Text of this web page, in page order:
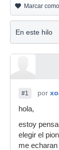
Marcar
#1 por
hola,
estoy
elegir el
me